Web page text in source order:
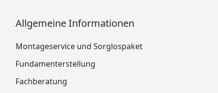
Allgemeine Informationen
Montageservice und Sorglospaket
Fundamenterstellung
Fachberatung